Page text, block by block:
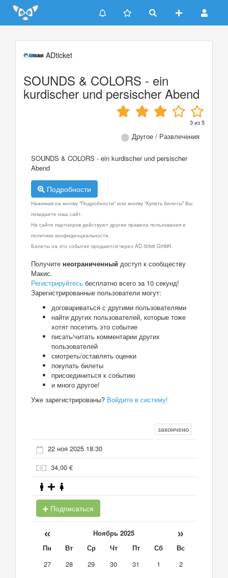
Update cookies preferences
ADticket
SOUNDS & COLORS - ein
kurdischer und persischer Abend
3из5
Другое / Развлечения
SOUNDS & COLORS - ein kurdischer und persischer
Abend
Подробности
Нажимая на кнопку "Подробности" или кнопку "Купить билеты" Вы
покидаете наш сайт.
На сайте партнеров действуют другие правила пользования и
политика конфиденциальности.
Билеты на это событие продаются через AD ticket GmbH.
Получите неограниченный доступ к сообществу
Макис.
Регистрируйтесь бесплатно всего за 10 секунд!
Зарегистрированные пользователи могут:
договариваться с другими пользователями
найти других пользователей, которые тоже
хотят посетить это событие
писать/читать комментарии других
пользователей
смотреть/оставлять оценки
покупать билеты
присоединиться к событию
и много другое!
Уже зарегистрированы? Войдите в систему!
закончено
22 ноя 2025 18:30
34,00 €
Подписаться
« Ноябрь 2025 »
Пн Вт Ср Чт Пт Сб
Вс
27
28 29 30 31 1
2